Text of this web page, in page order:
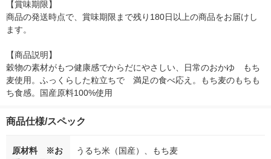
【賞味期限】
商品の発送時点で、賞味期限まで残り180日以上の商品をお届けし
ます。
【商品説明】
穀物の素材がもつ健康感でからだにやさしい、日常のおかゆ　もち
麦使用。ふっくらした粒立ちで　満足の食べ応え。もち麦のもちも
ち食感。国産原料100%使用
商品仕様/スペック
原材料 ※お
うるち米（国産）、もち麦